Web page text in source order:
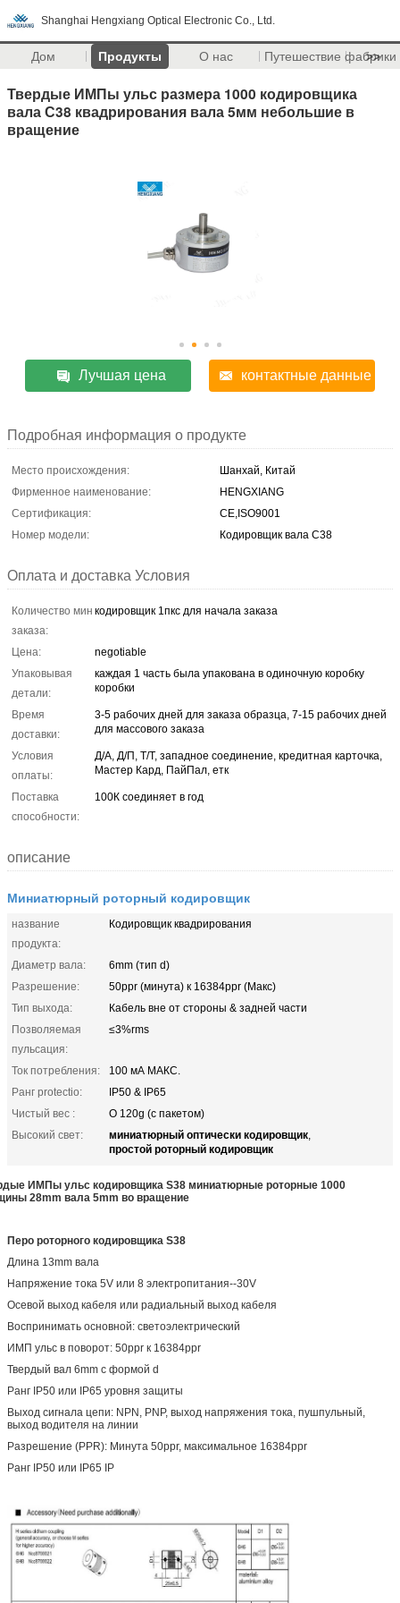
Shanghai Hengxiang Optical Electronic Co., Ltd.
Дом Продукты О нас Путешествие фабрики
>>
Твердые ИМПы ульс размера 1000 кодировщика
вала С38 квадрирования вала 5мм небольшие в
вращение
Лучшая цена контактные данные
Подробная информация о продукте
Место происхождения:
Шанхай, Китай
Фирменное наименование:
HENGXIANG
Сертификация:
CE,ISO9001
Номер модели:
Кодировщик вала С38
Оплата и доставка Условия
Количество мин
заказа:
кодировщик 1пкс для начала заказа
Цена:
negotiable
Упаковывая
детали:
каждая 1 часть была упакована в одиночную коробку
коробки
Время
доставки:
3-5 рабочих дней для заказа образца, 7-15 рабочих дней
для массового заказа
Условия
оплаты:
Д/А, Д/П, Т/Т, западное соединение, кредитная карточка,
Мастер Кард, ПайПал, етк
Поставка
способности:
100К соединяет в год
описание
Миниатюрный роторный кодировщик
название
продукта:
Кодировщик квадрирования
Диаметр вала:
6mm (тип d)
Разрешение:
50ppr (минута) к 16384ppr (Макс)
Тип выхода:
Кабель вне от стороны & задней части
Позволяемая
пульсация:
≤3%rms
Ток потребления:
100 мА МАКС.
Ранг protectio:
IP50 & IP65
Чистый вес :
О 120g (с пакетом)
Высокий свет:
миниатюрный оптически кодировщик,
простой роторный кодировщик
ИМПы ульс кодировщика S38 миниатюрные роторные 1000
28mm вала 5mm во вращение
Перо роторного кодировщика S38
Длина 13mm вала
Напряжение тока 5V или 8 электропитания--30V
Осевой выход кабеля или радиальный выход кабеля
Воспринимать основной: светоэлектрический
ИМП ульс в поворот: 50ppr к 16384ppr
Твердый вал 6mm с формой d
Ранг IP50 или IP65 уровня защиты
Выход сигнала цепи: NPN, PNP, выход напряжения тока, пушпульный,
выход водителя на линии
Разрешение (PPR): Минута 50ppr, максимальное 16384ppr
Ранг IP50 или IP65 IP